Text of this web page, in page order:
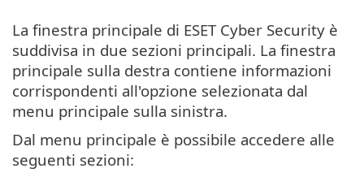
La finestra principale di ESET Cyber Security è
suddivisa in due sezioni principali. La finestra
principale sulla destra contiene informazioni
corrispondenti all'opzione selezionata dal
menu principale sulla sinistra.
Dal menu principale è possibile accedere alle
seguenti sezioni: